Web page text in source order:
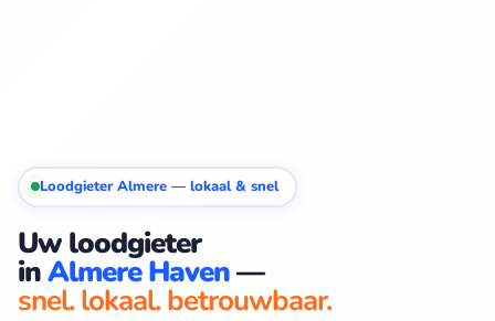
Loodgieter Almere — lokaal & snel
Uw loodgieter
inAlmere Haven—
snel. lokaal. betrouwbaar.